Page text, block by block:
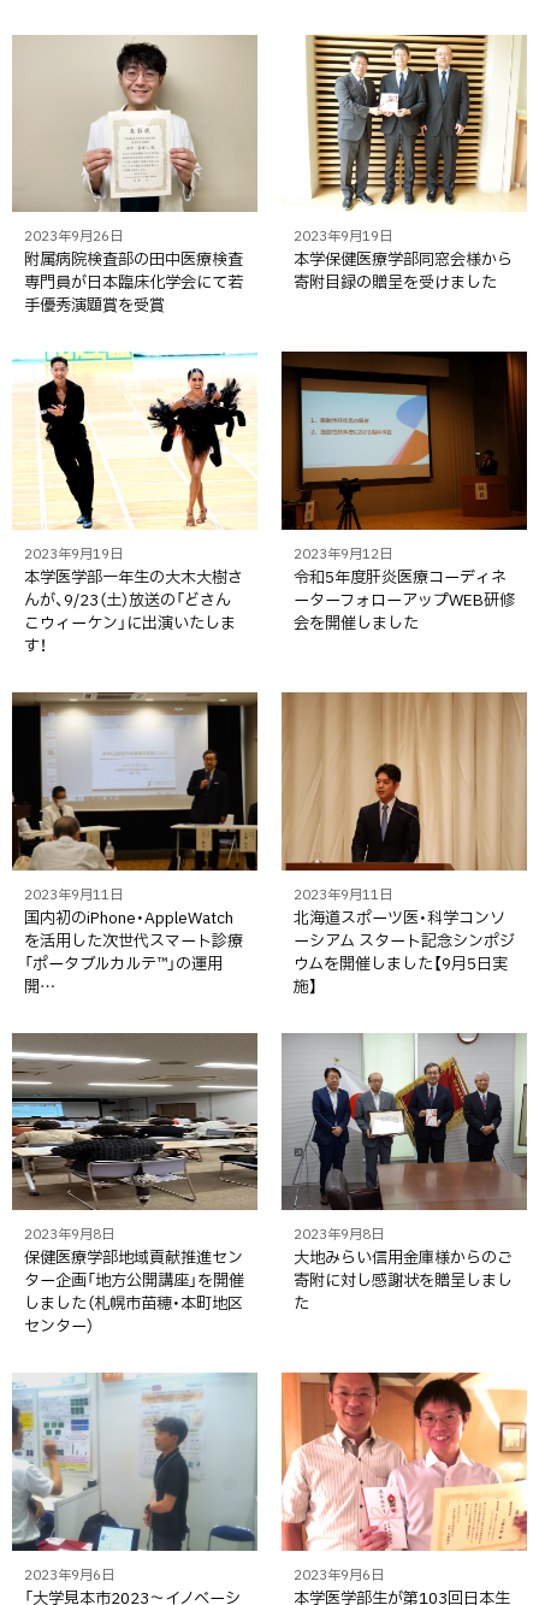
2023年9月26日
附属病院検査部の田中医療検査
専門員が日本臨床化学会にて若
手優秀演題賞を受賞
2023年9月19日
本学保健医療学部同窓会様から
寄附目録の贈呈を受けました
2023年9月19日
本学医学部一年生の大木大樹さ
んが、9/23（土）放送の「どさん
こウィーケン」に出演いたしま
す！
2023年9月12日
令和5年度肝炎医療コーディネ
ーターフォローアップWEB研修
会を開催しました
2023年9月11日
国内初のiPhone・AppleWatch
を活用した次世代スマート診療
「ポータブルカルテ™」の運用
開…
2023年9月11日
北海道スポーツ医・科学コンソ
ーシアム スタート記念シンポジ
ウムを開催しました【9月5日実
施】
2023年9月8日
保健医療学部地域貢献推進セン
ター企画「地方公開講座」を開催
しました（札幌市苗穂・本町地区
センター）
2023年9月8日
大地みらい信用金庫様からのご
寄附に対し感謝状を贈呈しまし
た
2023年9月6日
「大学見本市2023～イノベーシ
2023年9月6日
本学医学部生が第103回日本生